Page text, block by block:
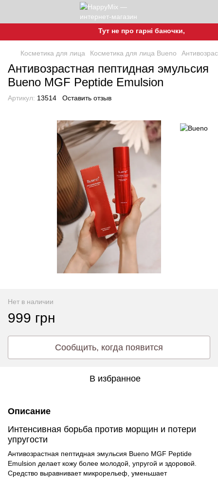
Тут не про гарні баночки, а про
Косметика для лица Косметика для лица Bueno
Антивозрастная пептидная эмульсия
Bueno MGF Peptide Emulsion
Артикул: 13514 Оставить отзыв
Нет в наличии
999 грн
Сообщить, когда появится
В избранное
Описание
Интенсивная борьба против морщин и потери
упругости
Антивозрастная пептидная эмульсия Bueno MGF Peptide
Emulsion делает кожу более молодой, упругой и здоровой.
Средство выравнивает микрорельеф, уменьшает